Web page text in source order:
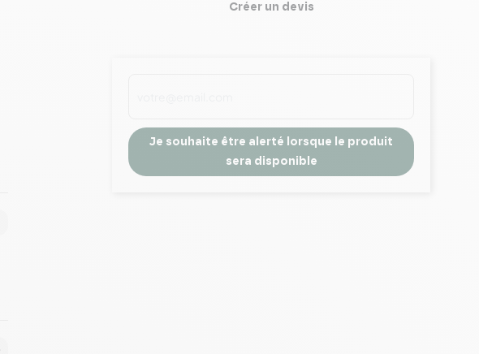
Créer un devis
Je souhaite être alerté lorsque le produit
sera disponible